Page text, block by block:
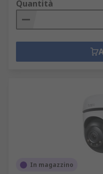
Quantità
In magazzino